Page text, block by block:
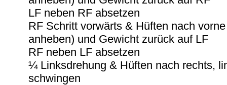
LF neben RF absetzen
RF Schritt vorwärts & Hüften nach
anheben) und Gewicht zurück auf LF
RF neben LF absetzen
¼ Linksdrehung & Hüften nach rechts,
schwingen